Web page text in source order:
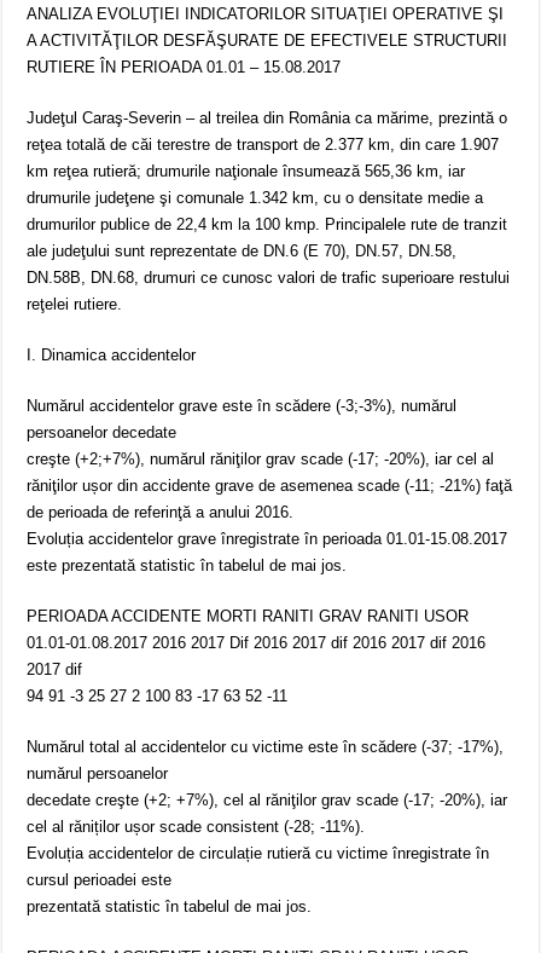
ANALIZA EVOLUŢIEI INDICATORILOR SITUAŢIEI OPERATIVE ŞI
A ACTIVITĂŢILOR DESFĂŞURATE DE EFECTIVELE STRUCTURII
RUTIERE ÎN PERIOADA 01.01 – 15.08.2017
Judeţul Caraş-Severin – al treilea din România ca mărime, prezintă o
reţea totală de căi terestre de transport de 2.377 km, din care 1.907
km reţea rutieră; drumurile naţionale însumează 565,36 km, iar
drumurile judeţene şi comunale 1.342 km, cu o densitate medie a
drumurilor publice de 22,4 km la 100 kmp. Principalele rute de tranzit
ale judeţului sunt reprezentate de DN.6 (E 70), DN.57, DN.58,
DN.58B, DN.68, drumuri ce cunosc valori de trafic superioare restului
reţelei rutiere.
I. Dinamica accidentelor
Numărul accidentelor grave este în scădere (-3;-3%), numărul
persoanelor decedate
creşte (+2;+7%), numărul răniţilor grav scade (-17; -20%), iar cel al
răniţilor ușor din accidente grave de asemenea scade (-11; -21%) faţă
de perioada de referinţă a anului 2016.
Evoluția accidentelor grave înregistrate în perioada 01.01-15.08.2017
este prezentată statistic în tabelul de mai jos.
PERIOADA ACCIDENTE MORTI RANITI GRAV RANITI USOR
01.01-01.08.2017 2016 2017 Dif 2016 2017 dif 2016 2017 dif 2016
2017 dif
94 91 -3 25 27 2 100 83 -17 63 52 -11
Numărul total al accidentelor cu victime este în scădere (-37; -17%),
numărul persoanelor
decedate creşte (+2; +7%), cel al răniţilor grav scade (-17; -20%), iar
cel al răniților ușor scade consistent (-28; -11%).
Evoluția accidentelor de circulație rutieră cu victime înregistrate în
cursul perioadei este
prezentată statistic în tabelul de mai jos.